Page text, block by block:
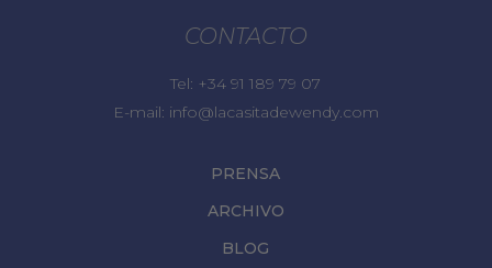
CONTACTO
Tel: +34 91 189 79 07
E-mail: info@lacasitadewendy.com
PRENSA
ARCHIVO
BLOG